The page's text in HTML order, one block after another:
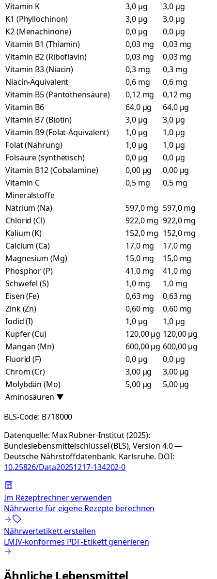
Vitamin K
3,0 µg
3,0 µg
K1 (Phyllochinon)
3,0 µg
3,0 µg
K2 (Menachinone)
0,0 µg
0,0 µg
Vitamin B1 (Thiamin)
0,03 mg
0,03 mg
Vitamin B2 (Riboflavin)
0,03 mg
0,03 mg
Vitamin B3 (Niacin)
0,3 mg
0,3 mg
Niacin-Äquivalent
0,6 mg
0,6 mg
Vitamin B5 (Pantothensäure)
0,12 mg
0,12 mg
Vitamin B6
64,0 µg
64,0 µg
Vitamin B7 (Biotin)
3,0 µg
3,0 µg
Vitamin B9 (Folat-Äquivalent)
1,0 µg
1,0 µg
Folat (Nahrung)
1,0 µg
1,0 µg
Folsäure (synthetisch)
0,0 µg
0,0 µg
Vitamin B12 (Cobalamine)
0,00 µg
0,00 µg
Vitamin C
0,5 mg
0,5 mg
Mineralstoffe
Natrium (Na)
597,0 mg 597,0 mg
Chlorid (Cl)
922,0 mg 922,0 mg
Kalium (K)
152,0 mg 152,0 mg
Calcium (Ca)
17,0 mg
17,0 mg
Magnesium (Mg)
15,0 mg
15,0 mg
Phosphor (P)
41,0 mg
41,0 mg
Schwefel (S)
1,0 mg
1,0 mg
Eisen (Fe)
0,63 mg
0,63 mg
Zink (Zn)
0,60 mg
0,60 mg
Iodid (I)
1,0 µg
1,0 µg
Kupfer (Cu)
120,00 µg 120,00 µg
Mangan (Mn)
600,00 µg 600,00 µg
Fluorid (F)
0,0 µg
0,0 µg
Chrom (Cr)
3,00 µg
3,00 µg
Molybdän (Mo)
5,00 µg
5,00 µg
Aminosäuren ▼
BLS-Code: B718000
Datenquelle: Max Rubner-Institut (2025):
Bundeslebensmittelschlüssel (BLS), Version 4.0 —
Deutsche Nährstoffdatenbank. Karlsruhe. DOI:
10.25826/Data20251217-134202-0
Im Rezeptrechner verwenden
Nährwerte für eigene Rezepte berechnen
Nährwertetikett erstellen
LMIV-konformes PDF-Etikett generieren
Ähnliche Lebensmittel